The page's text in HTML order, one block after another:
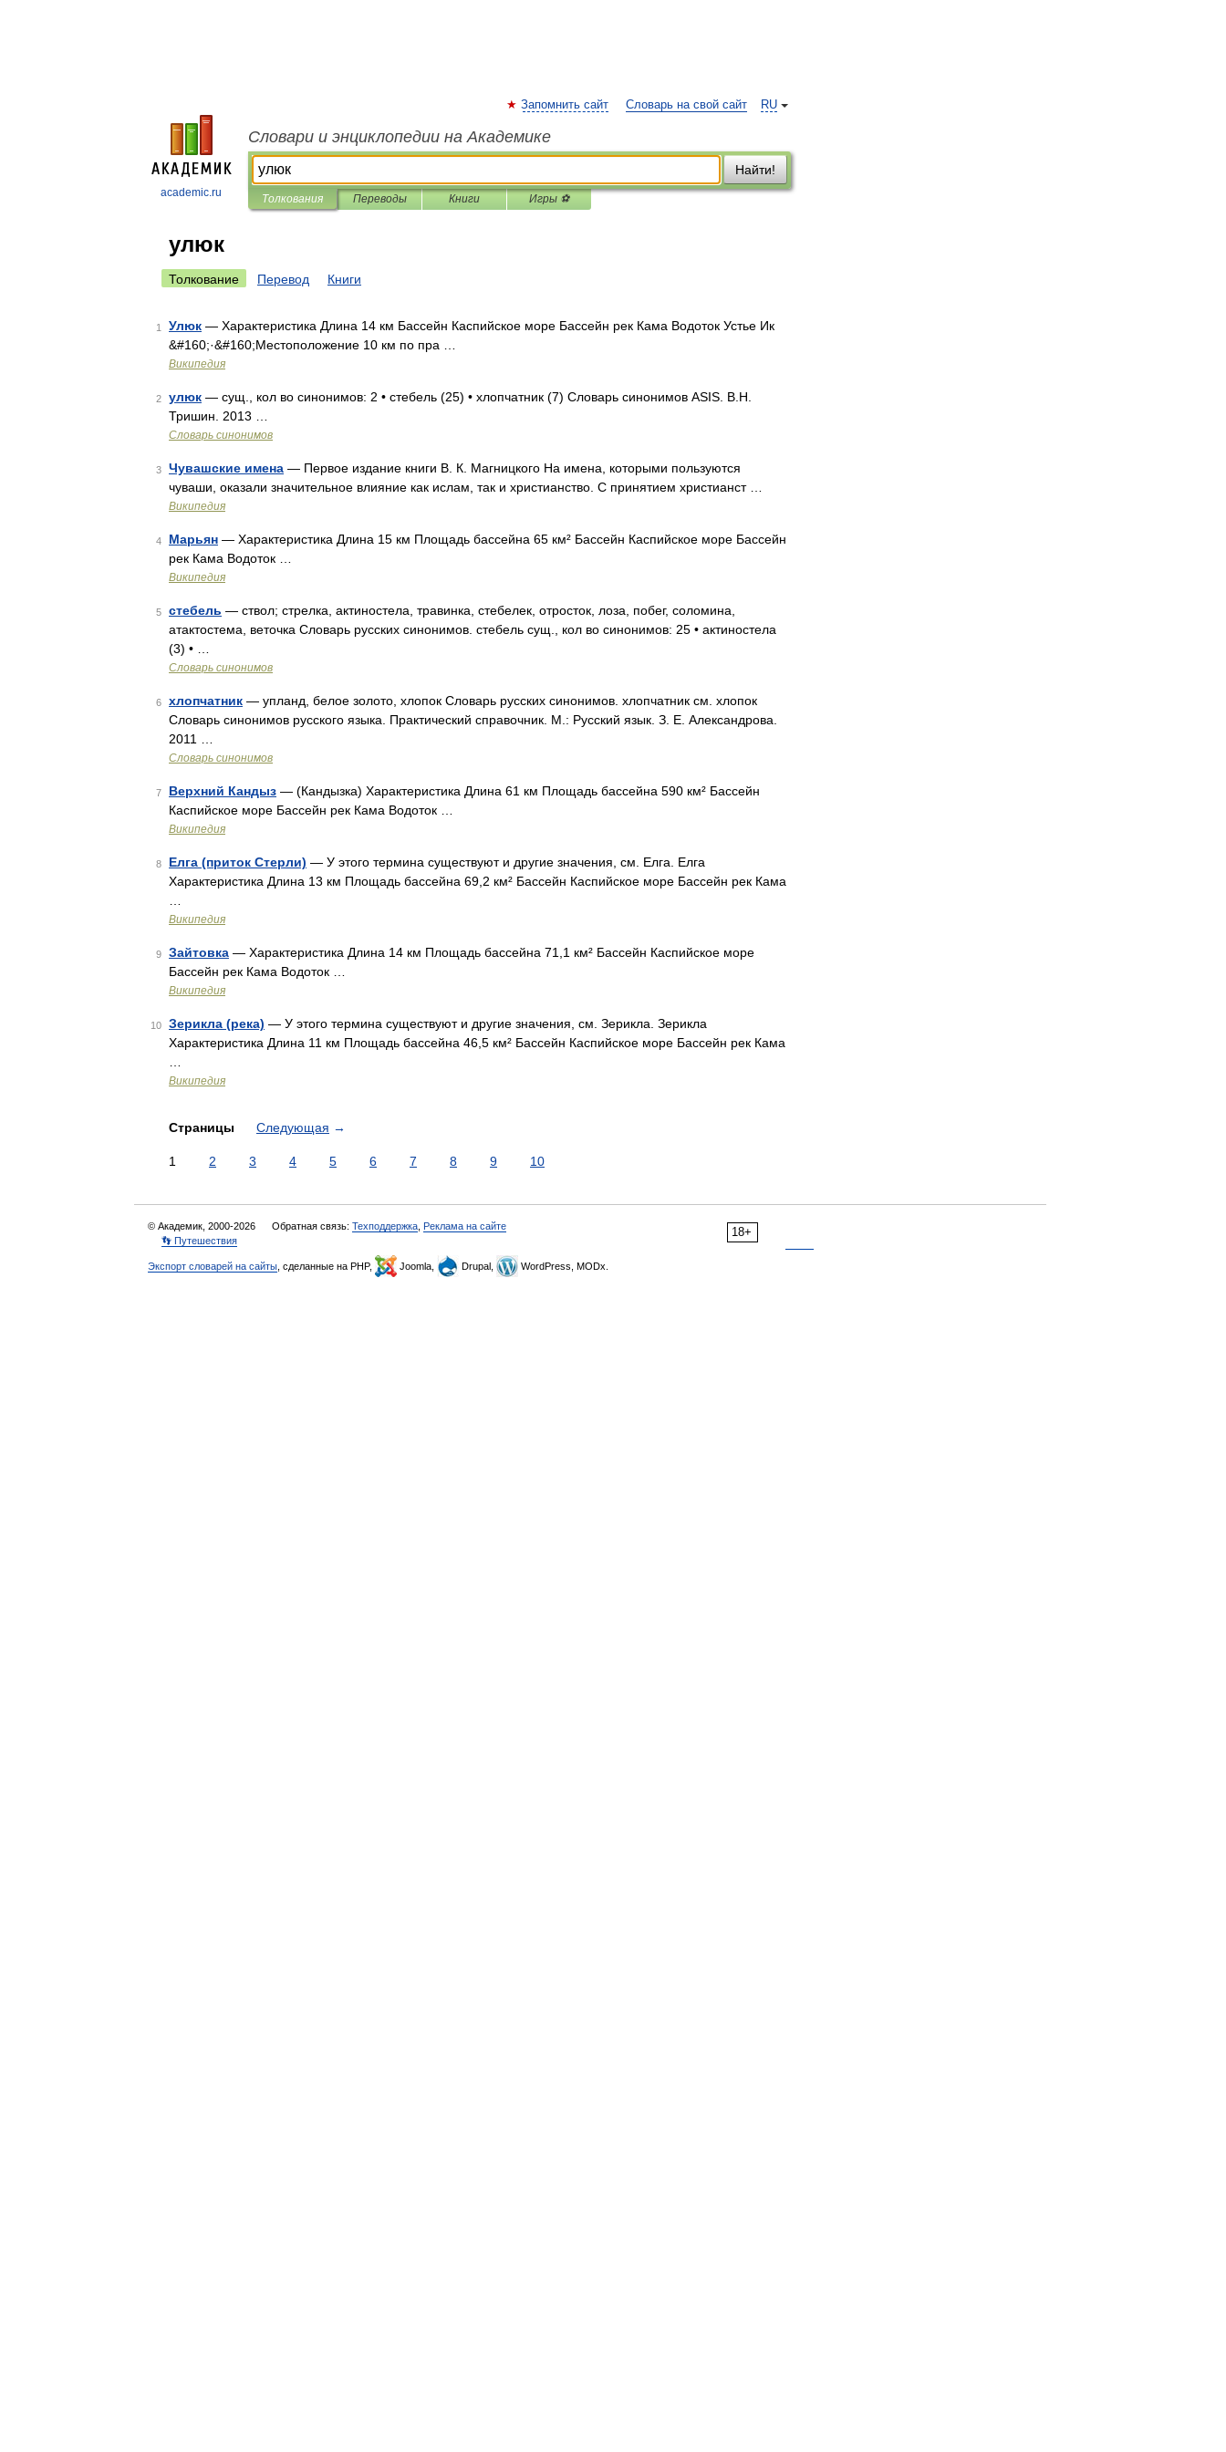
academic.ru
RU
Запомнить сайт Словарь на свой сайт
Словари и энциклопедии на Академике
Найти!
Толкования Переводы Книги Игры ⚽
улюк
Толкование Перевод Книги
1 Улюк — Характеристика Длина 14 км Бассейн Каспийское море Бассейн рек Кама Водоток Устье Ик
&#160;·&#160;Местоположение 10 км по пра …
Википедия
2 улюк — сущ., кол во синонимов: 2 • стебель (25) • хлопчатник (7) Словарь синонимов ASIS. В.Н.
Тришин. 2013 …
Словарь синонимов
3 Чувашские имена — Первое издание книги В. К. Магницкого На имена, которыми пользуются
чуваши, оказали значительное влияние как ислам, так и христианство. С принятием христианст …
Википедия
4 Марьян — Характеристика Длина 15 км Площадь бассейна 65 км² Бассейн Каспийское море Бассейн
рек Кама Водоток …
Википедия
5 стебель — ствол; стрелка, актиностела, травинка, стебелек, отросток, лоза, побег, соломина,
атактостема, веточка Словарь русских синонимов. стебель сущ., кол во синонимов: 25 • актиностела
(3) • …
Словарь синонимов
6 хлопчатник — упланд, белое золото, хлопок Словарь русских синонимов. хлопчатник см. хлопок
Словарь синонимов русского языка. Практический справочник. М.: Русский язык. З. Е. Александрова.
2011 …
Словарь синонимов
7 Верхний Кандыз — (Кандызка) Характеристика Длина 61 км Площадь бассейна 590 км² Бассейн
Каспийское море Бассейн рек Кама Водоток …
Википедия
8 Елга (приток Стерли) — У этого термина существуют и другие значения, см. Елга. Елга
Характеристика Длина 13 км Площадь бассейна 69,2 км² Бассейн Каспийское море Бассейн рек Кама
Википедия
9 Зайтовка — Характеристика Длина 14 км Площадь бассейна 71,1 км² Бассейн Каспийское море
Бассейн рек Кама Водоток …
Википедия
10 Зерикла (река) — У этого термина существуют и другие значения, см. Зерикла. Зерикла
Характеристика Длина 11 км Площадь бассейна 46,5 км² Бассейн Каспийское море Бассейн рек Кама
Википедия
Страницы Следующая →
1 2 3 4 5 6 7 8 9 10
18+
© Академик, 2000-2026 Обратная связь: Техподдержка Реклама на сайте
👣 Путешествия
Экспорт словарей на сайты , сделанные на PHP, Joomla, Drupal, WordPress, MODx.